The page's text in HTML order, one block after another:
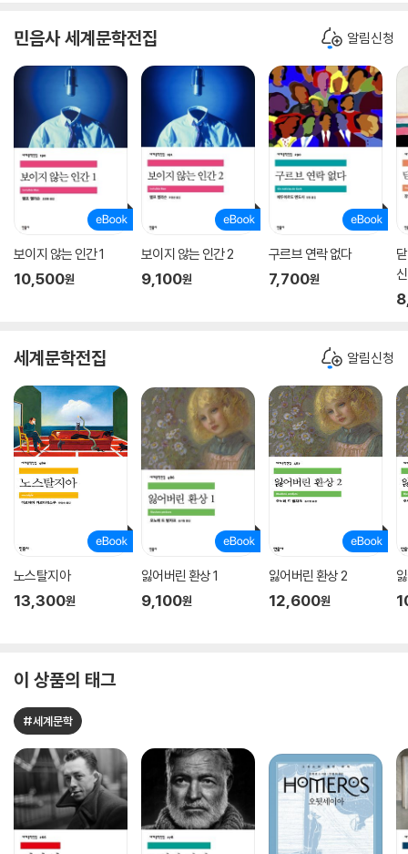
민음사 세계문학전집 알림신청
보이지 않는 인간 1
10,500원
보이지 않는 인간 2
9,100원
구르브 연락 없다
7,700원
신
세계문학전집 알림신청
노스탈지아
13,300원
잃어버린 환상 1
9,100원
잃어버린 환상 2
12,600원
이 상품의 태그
#세계문학